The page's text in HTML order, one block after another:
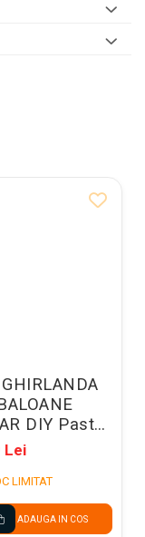
DIY Pastel
65/set
Lei
LIMITAT
ADAUGA IN COS